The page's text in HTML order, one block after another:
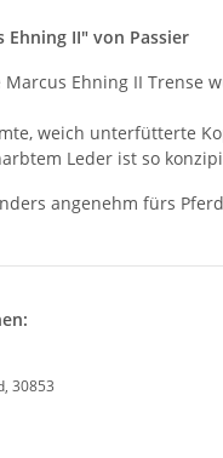
Ehning II" von Passier
Ehning II Trense
weich unterfütterte
Leder ist so
angenehm fürs
30853